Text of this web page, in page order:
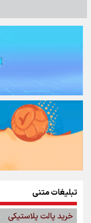
تبلیغات متنی
خرید پالت پلاستیکی